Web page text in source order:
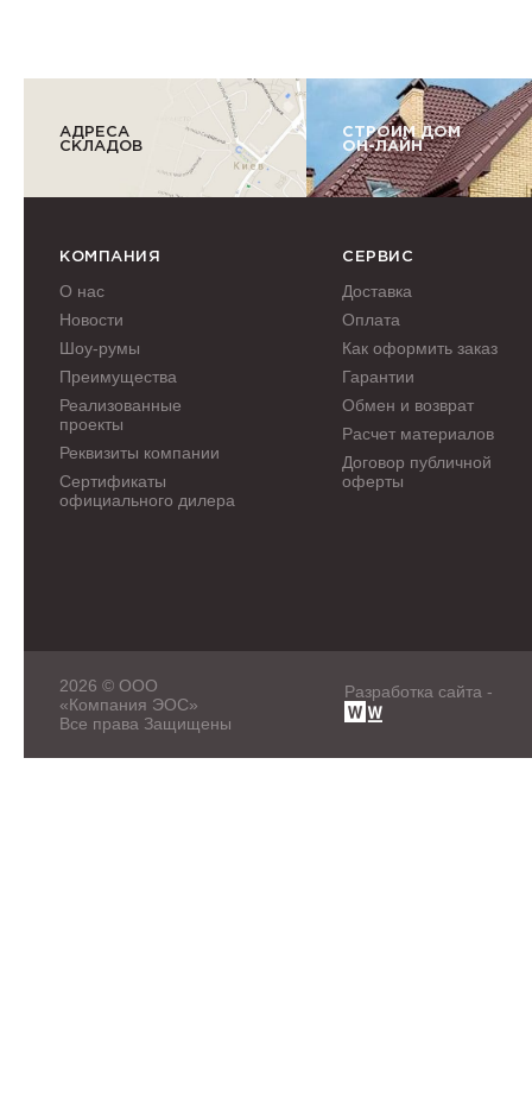
АДРЕСА
СКЛАДОВ
СТРОИМ ДОМ
ОН-ЛАЙН
КОМПАНИЯ
О нас
Новости
Шоу-румы
Преимущества
Реализованные
проекты
Реквизиты компании
Сертификаты
официального дилера
СЕРВИС
Доставка
Оплата
Как оформить заказ
Гарантии
Обмен и возврат
Расчет материалов
Договор публичной
оферты
2026 © ООО
«Компания ЭОС»
Все права Защищены
Разработка сайта -